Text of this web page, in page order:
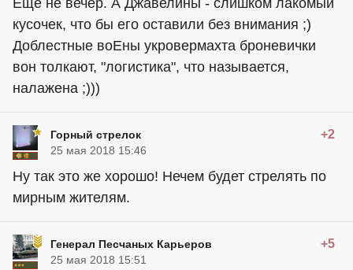
Ещё не вечер. А Джавелины - слишком лакомый
кусочек, что бы его оставили без внимания ;)
Доблестные воЕны укровермахта броневички
вон толкают, "логистика", что называется,
налажена ;)))
Горный стрелок +2
25 мая 2018 15:46
Ну так это же хорошо! Нечем будет стрелять по
мирным жителям.
Генерал Песчаных Карьеров +5
25 мая 2018 15:51